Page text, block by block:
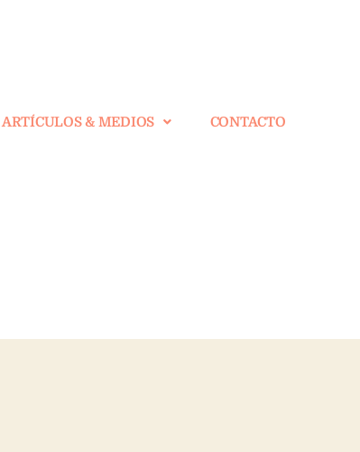
ARTÍCULOS & MEDIOS CONTACTO